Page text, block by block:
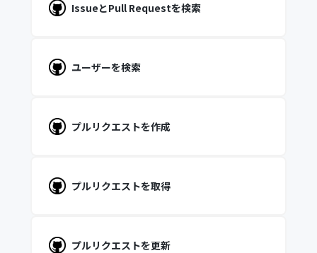
IssueとPull Requestを検索
ユーザーを検索
プルリクエストを作成
プルリクエストを取得
プルリクエストを更新